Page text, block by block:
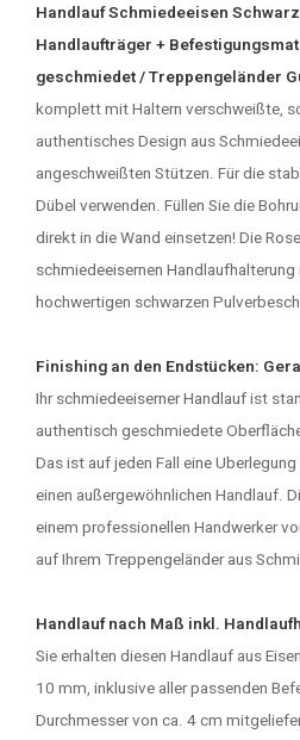
Handlauf Schmiedeeisen
Handlaufträger +
geschmiedet / Treppengeländer
komplett mit Haltern verschweißte,
authentisches Design aus
angeschweißten Stützen. Für die
Dübel verwenden. Füllen Sie die
direkt in die Wand einsetzen! Die
schmiedeeisernen
hochwertigen schwarzen
Finishing an den Endstücken:
Ihrschmiedeeiserner Handlaufist
authentisch geschmiedete
Das ist auf jeden Fall eine
einen außergewöhnlichen Handlauf.
einem professionellen Handwerker
auf Ihrem Treppengeländeraus
Handlauf nach Maß inkl.
Sie erhalten diesen Handlauf aus
10 mm, inklusive aller passenden
Durchmesser von ca. 4 cm